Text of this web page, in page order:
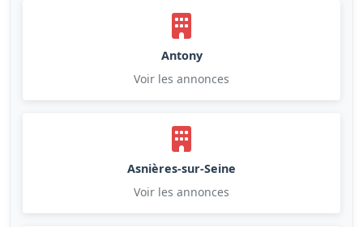
Antony
Voir les annonces
Asnières-sur-Seine
Voir les annonces